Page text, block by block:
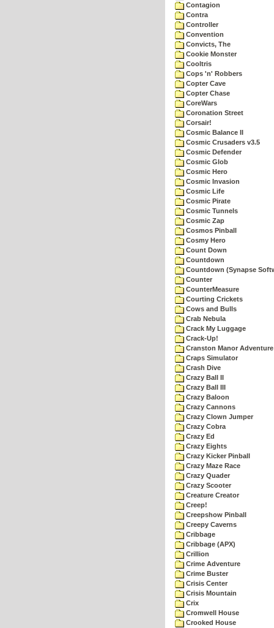
Contagion
Contra
Controller
Convention
Convicts, The
Cookie Monster
Cooltris
Cops 'n' Robbers
Copter Cave
Copter Chase
CoreWars
Coronation Street
Corsair!
Cosmic Balance II
Cosmic Crusaders v3.5
Cosmic Defender
Cosmic Glob
Cosmic Hero
Cosmic Invasion
Cosmic Life
Cosmic Pirate
Cosmic Tunnels
Cosmic Zap
Cosmos Pinball
Cosmy Hero
Count Down
Countdown
Countdown (Synapse
Counter
CounterMeasure
Courting Crickets
Cows and Bulls
Crab Nebula
Crack My Luggage
Crack-Up!
Cranston Manor Adventure
Craps Simulator
Crash Dive
Crazy Ball II
Crazy Ball III
Crazy Baloon
Crazy Cannons
Crazy Clown Jumper
Crazy Cobra
Crazy Ed
Crazy Eights
Crazy Kicker Pinball
Crazy Maze Race
Crazy Quader
Crazy Scooter
Creature Creator
Creep!
Creepshow Pinball
Creepy Caverns
Cribbage
Cribbage (APX)
Crillion
Crime Adventure
Crime Buster
Crisis Center
Crisis Mountain
Crix
Cromwell House
Crooked House